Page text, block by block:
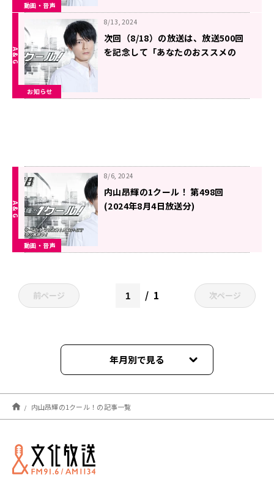
動画・音声
お知らせ
8/13, 2024
次回（8/18）の放送は、放送500回
を記念して「あなたのおススメの
動画・音声
8/6, 2024
内山昂輝の1クール！ 第498回
(2024年8月4日放送分)
前ページ 1 次ページ
年月別で見る
2025年03月
2025年02月
2025年01月
内山昂輝の1クール！の記事一覧